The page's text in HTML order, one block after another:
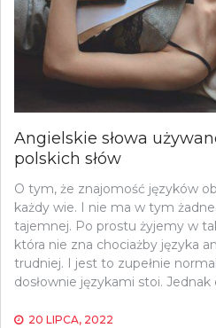
Angielskie słowa
polskich słów
O tym, że znajomość języków
każdy wie. I nie ma w tym
tajemnej. Po prostu żyjemy w
która nie zna chociażby języka
trudniej. I jest to zupełnie
dosłownie językami stoi.
20 LIPCA, 2022